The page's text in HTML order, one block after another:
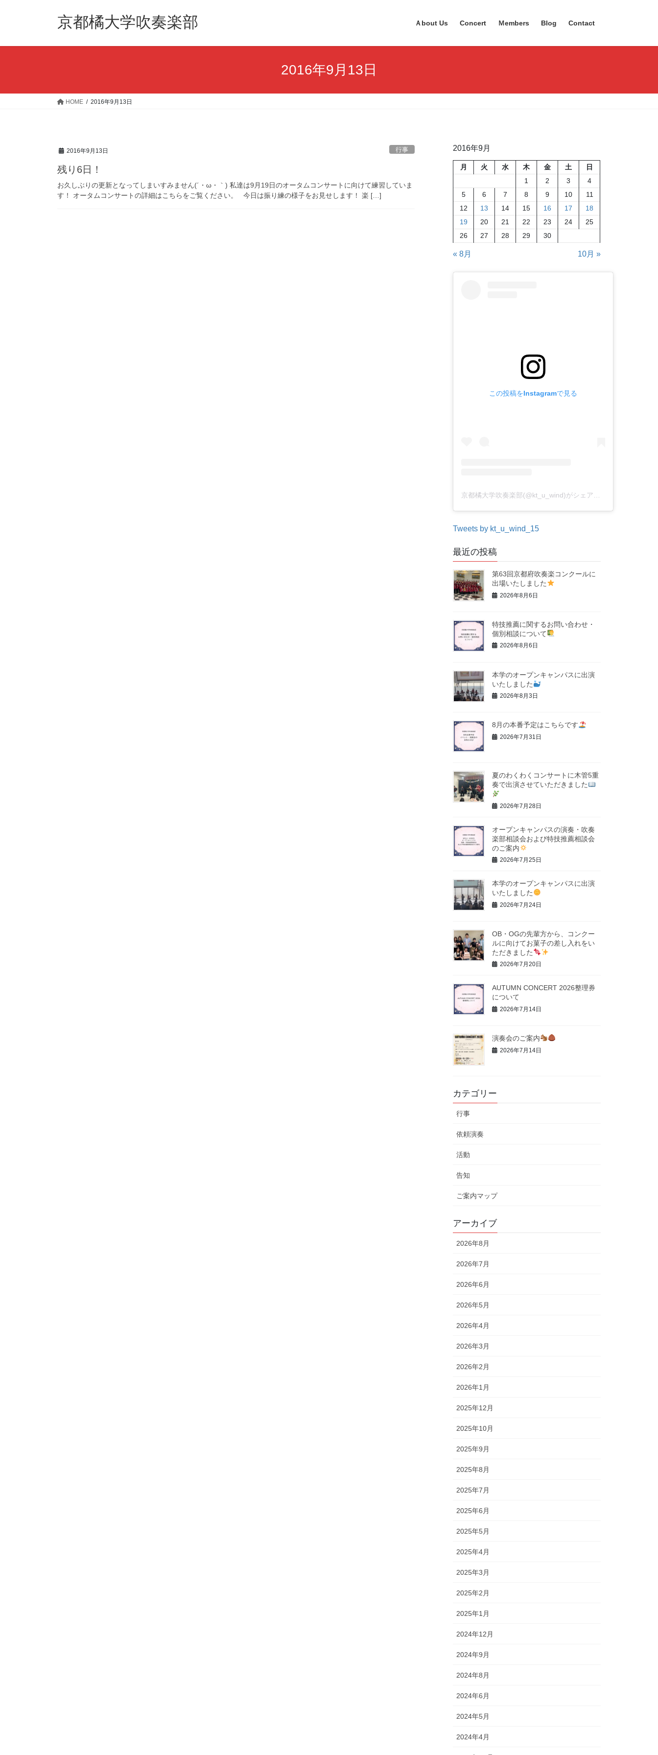
京都橘大学吹奏楽部 Ａbout Us Concert Ｍembers Blog Contact
2016年9月13日
HOME 2016年9月13日
2016年9月13日 行事
残り6日！
お久しぶりの更新となってしまいすみません(´・ω・｀) 私達は9月19日のオータムコンサートに向けて練習していま
す！ オータムコンサートの詳細はこちらをご覧ください。 今日は振り練の様子をお見せします！ 楽 […]
2016年9月
月 火 水 木 金 土
日
1
2 3
4
5
6 7 8 9 10
11
12
13 14 15 16 17
18
19
20 21 22 23 24
25
26
27 28 29 30
« 8月 10月 »
この投稿をInstagramで見る
Tweets by kt_u_wind_15
最近の投稿
第63回京都府吹奏楽コンクールに
出場いたしました
2026年8月6日
特技推薦に関するお問い合わせ・
個別相談について
2026年8月6日
本学のオープンキャンパスに出演
いたしました
2026年8月3日
8月の本番予定はこちらです
2026年7月31日
夏のわくわくコンサートに木管5重
奏で出演させていただきました
2026年7月28日
オープンキャンパスの演奏・吹奏
楽部相談会および特技推薦相談会
のご案内
2026年7月25日
本学のオープンキャンパスに出演
いたしました
2026年7月24日
OB・OGの先輩方から、コンクー
ルに向けてお菓子の差し入れをい
ただきました
2026年7月20日
AUTUMN CONCERT 2026整理券
について
2026年7月14日
演奏会のご案内
2026年7月14日
カテゴリー
行事
依頼演奏
活動
告知
ご案内マップ
アーカイブ
2026年8月
2026年7月
2026年6月
2026年5月
2026年4月
2026年3月
2026年2月
2026年1月
2025年12月
2025年10月
2025年9月
2025年8月
2025年7月
2025年6月
2025年5月
2025年4月
2025年3月
2025年2月
2025年1月
2024年12月
2024年9月
2024年8月
2024年6月
2024年5月
2024年4月